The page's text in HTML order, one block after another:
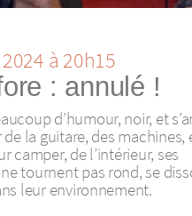
à 20h15
: annulé !
d’humour, noir, et
la guitare, des machines,
camper, de l’intérieur, ses
tournent pas rond, se
leur environnement.